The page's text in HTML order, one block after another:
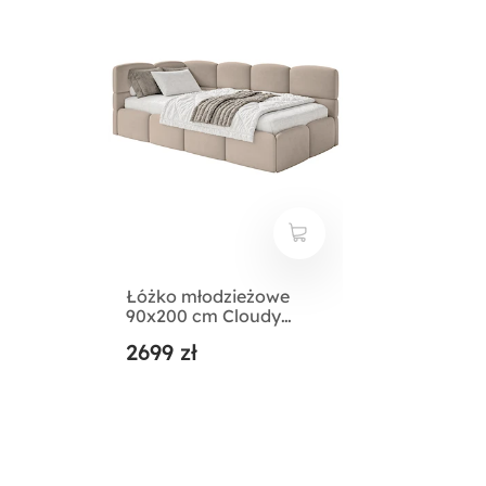
Łóżko młodzieżowe
90x200 cm Cloudy
pojemnikiem beżowe
2699 zł